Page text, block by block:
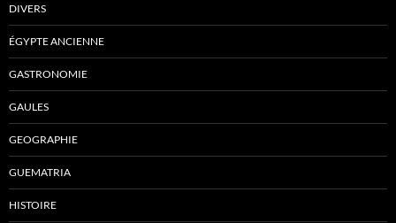
DIVERS
ÉGYPTE ANCIENNE
GASTRONOMIE
GAULES
GEOGRAPHIE
GUEMATRIA
HISTOIRE